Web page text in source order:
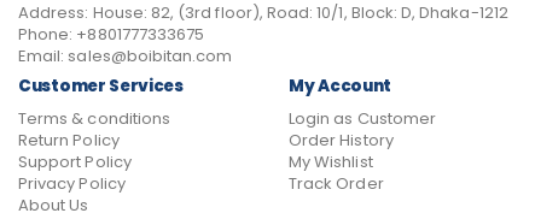
Address: House: 82, (3rd floor), Road: 10/1, Block: D, Dhaka-1212
Phone: +8801777333675
Email: sales@boibitan.com
Customer Services
Terms & conditions
Return Policy
Support Policy
Privacy Policy
About Us
My Account
Login as Customer
Order History
My Wishlist
Track Order